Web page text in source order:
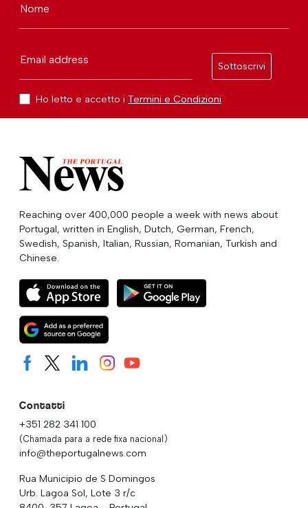
Nome
Email address
Sottoscrivi
Ho letto e accetto i Termini e Condizioni
Reaching over 400,000 people a week with news about
Portugal, written in English, Dutch, German, French,
Swedish, Spanish, Italian, Russian, Romanian, Turkish and
Chinese.
Contatti
+351 282 341 100
(Chamada para a rede fixa nacional)
info@theportugalnews.com
Rua Municipio de S Domingos
Urb. Lagoa Sol, Lote 3 r/c